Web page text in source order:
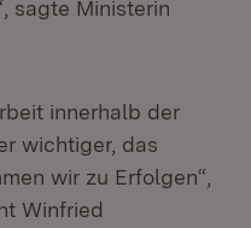
sagte Ministerin
innerhalb der
wichtiger, das
wir zu Erfolgen“,
Winfried